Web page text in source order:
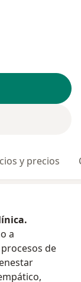
y precios
a
de